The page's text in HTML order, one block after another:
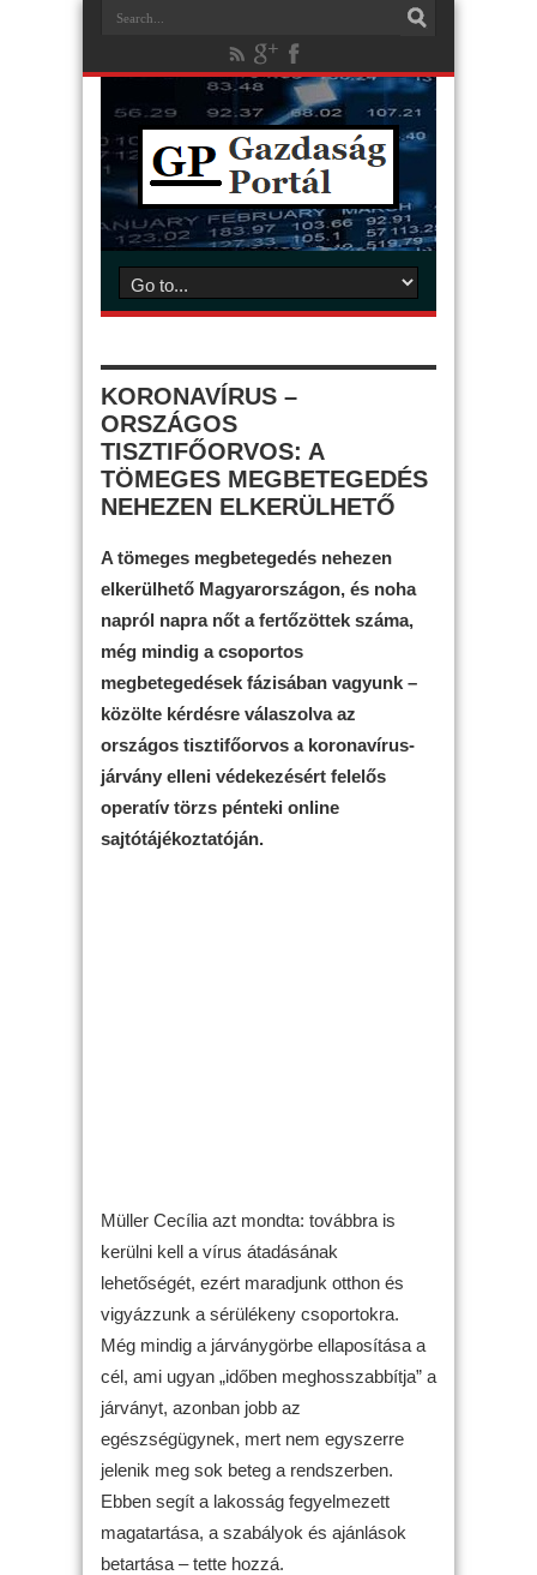
KORONAVÍRUS –
ORSZÁGOS
TISZTIFŐORVOS: A
TÖMEGES MEGBETEGEDÉS
NEHEZEN ELKERÜLHETŐ
A tömeges megbetegedés nehezen
elkerülhető Magyarországon, és noha
napról napra nőt a fertőzöttek száma,
még mindig a csoportos
megbetegedések fázisában vagyunk –
közölte kérdésre válaszolva az
országos tisztifőorvos a koronavírus-
járvány elleni védekezésért felelős
operatív törzs pénteki online
sajtótájékoztatóján.
Müller Cecília azt mondta: továbbra is
kerülni kell a vírus átadásának
lehetőségét, ezért maradjunk otthon és
vigyázzunk a sérülékeny csoportokra.
Még mindig a járványgörbe ellaposítása a
cél, ami ugyan „időben meghosszabbítja” a
járványt, azonban jobb az
egészségügynek, mert nem egyszerre
jelenik meg sok beteg a rendszerben.
Ebben segít a lakosság fegyelmezett
magatartása, a szabályok és ajánlások
betartása – tette hozzá.